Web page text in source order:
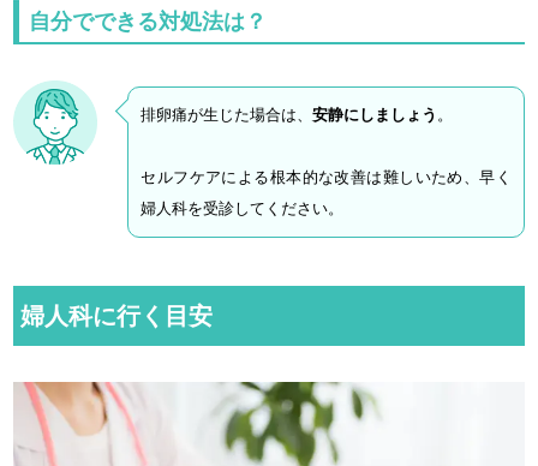
自分でできる対処法は？
排卵痛が生じた場合は、安静にしましょう 。
セルフケアによる根本的な改善は難しいため、早く
婦人科を受診してください。
婦人科に行く目安